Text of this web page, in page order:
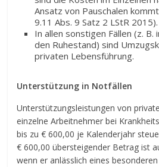
Ansatz von Pauschalen
9.11 Abs. 9 Satz 2 LStR 2015).
In allen sonstigen Fällen (z.
den Ruhestand) sind
privaten Lebensführung.
Unterstützung in Notfällen
Unterstützungsleistungen von
einzelne Arbeitnehmer bei
bis zu € 600,00 je Kalenderjahr
€ 600,00 übersteigender Betrag ist
wenn er anlässlich eines